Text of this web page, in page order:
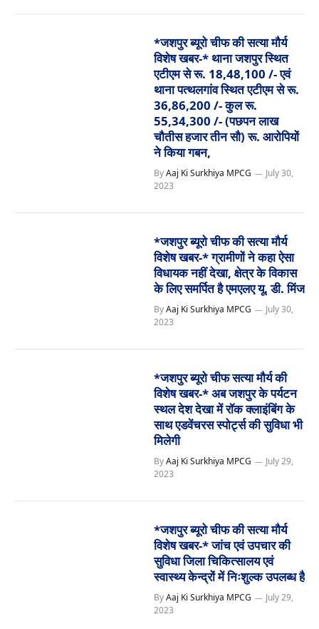
*जशपुर ब्यूरो चीफ की सत्या मौर्य
विशेष खबर-* थाना जशपुर स्थित
एटीएम से रू. 18,48,100 /- एवं
थाना पत्थलगांव स्थित एटीएम से रू.
36,86,200 /- कुल रू.
55,34,300 /- (पछपन लाख
चौतीस हजार तीन सौ) रू. आरोपियों
ने किया गबन,
By Aaj Ki Surkhiya MPCG
July 30,
2023
*जशपुर ब्यूरो चीफ की सत्या मौर्य
विशेष खबर-* ग्रामीणों ने कहा ऐसा
विधायक नहीं देखा, क्षेत्र के विकास
के लिए समर्पित है एमएलए यू. डी. मिंज
By Aaj Ki Surkhiya MPCG
July 30,
2023
*जशपुर ब्यूरो चीफ सत्या मौर्य की
विशेष खबर-* अब जशपुर के पर्यटन
स्थल देश देखा में रॉक क्लाइंबिंग के
साथ एडवेंचरस स्पोर्ट्स की सुविधा भी
मिलेगी
By Aaj Ki Surkhiya MPCG
July 29,
2023
*जशपुर ब्यूरो चीफ की सत्या मौर्य
विशेष खबर-* जांच एवं उपचार की
सुविधा जिला चिकित्सालय एवं
स्वास्थ्य केन्द्रों में निःशुल्क उपलब्ध है
By Aaj Ki Surkhiya MPCG
July 29,
2023